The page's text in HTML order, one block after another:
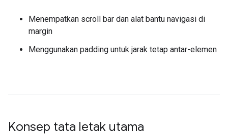
Menempatkan scroll bar dan alat bantu navigasi di
margin
Menggunakan padding untuk jarak tetap antar-elemen
Konsep tata letak utama